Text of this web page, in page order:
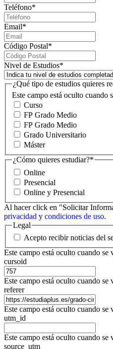
Teléfono*
Email*
Código Postal*
Nivel de Estudios*
Este campo está oculto cuando
¿Qué tipo de estudios quieres
Curso
FP Grado Medio
FP Grado Medio
Grado Universitario
Máster
¿Cómo quieres estudiar?*
Online
Presencial
Online y Presencial
Al hacer click en "Solicitar
privacidad y condiciones de uso.
Legal
Acepto recibir noticias del
Este campo está oculto cuando
cursoid
Este campo está oculto cuando
referer
Este campo está oculto cuando
utm_id
Este campo está oculto cuando
source_utm